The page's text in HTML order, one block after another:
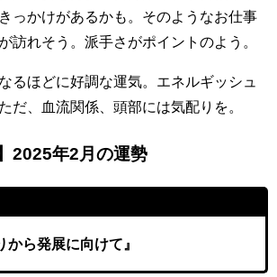
っかけがあるかも。そのようなお仕事
訪れそう。派手さがポイントのよう。
るほどに好調な運気。エネルギッシュ
だ、血流関係、頭部には気配りを。
2025年2月の運勢
から発展に向けて』